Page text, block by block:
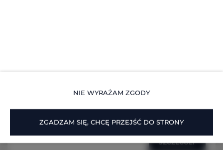
Oferujemy do wynajęcia nowoczesne i komfortowe
studio, idealne na krótkoterminowy pobyt.
SZCZEGÓŁY
NIE WYRAŻAM ZGODY
ZGADZAM SIĘ, CHCĘ PRZEJŚĆ DO STRONY